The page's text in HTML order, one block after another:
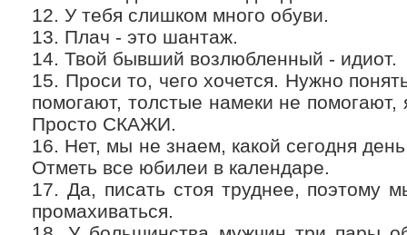
12. У тебя слишком много обуви.
13. Плач - это шантаж.
14. Твой бывший возлюбленный - идиот.
15. Проси то, чего хочется. Нужно
помогают, толстые намеки не
Просто СКАЖИ.
16. Нет, мы не знаем, какой сегодня
Отметь все юбилеи в календаре.
17. Да, писать стоя труднее, поэтому
промахиваться.